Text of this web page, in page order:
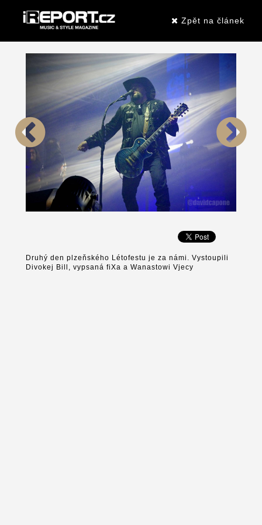
Zpět na článek
Druhý den plzeňského Létofestu je za námi. Vystoupili
Divokej Bill, vypsaná fiXa a Wanastowi Vjecy